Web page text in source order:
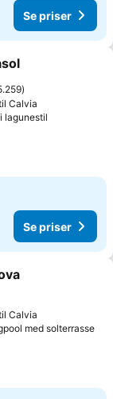
Se priser
Calvia
lagunestil
Se priser
Calvia
med solterrasse